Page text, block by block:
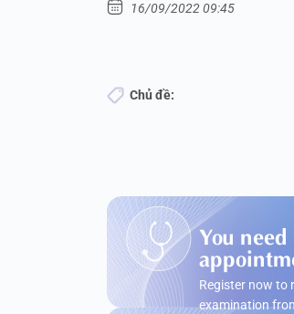
16/09/2022 09:45
Chủ đề:
You
Register now to
examination